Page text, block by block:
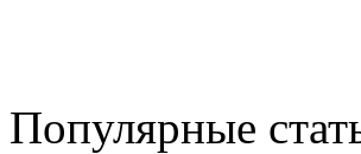
Популярные